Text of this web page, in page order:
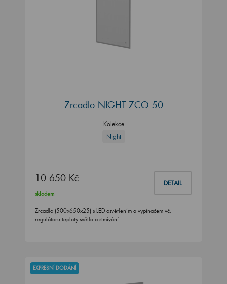
Zrcadlo NIGHT ZCO 50
Kolekce
Night
10 650 Kč DETAIL
skladem
Zrcadlo (500x650x25) s LED osvětlením a vypínačem vč.
regulátoru teploty světla a stmívání
EXPRESNÍ DODÁNÍ